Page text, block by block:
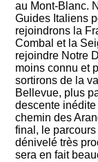
au Mont-Blanc.
Guides Italiens
rejoindrons la
Combal et la
rejoindre Notre
moins connu et
sortirons de la
Bellevue, plus
descente
chemin des
final, le
dénivelé très
sera en fait